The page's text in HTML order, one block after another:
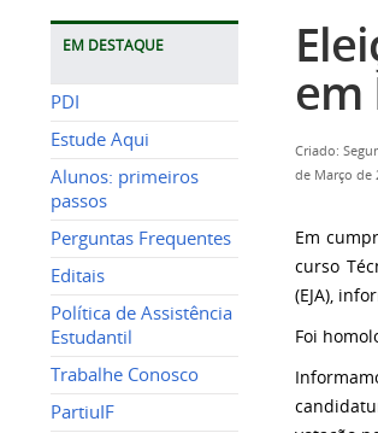
EM DESTAQUE
PDI
Estude Aqui
Alunos: primeiros
passos
Perguntas Frequentes
Editais
Política de Assistência
Estudantil
Trabalhe Conosco
PartiuIF
em
Criado:
de Março de
Em
curso
(EJA),
Foi